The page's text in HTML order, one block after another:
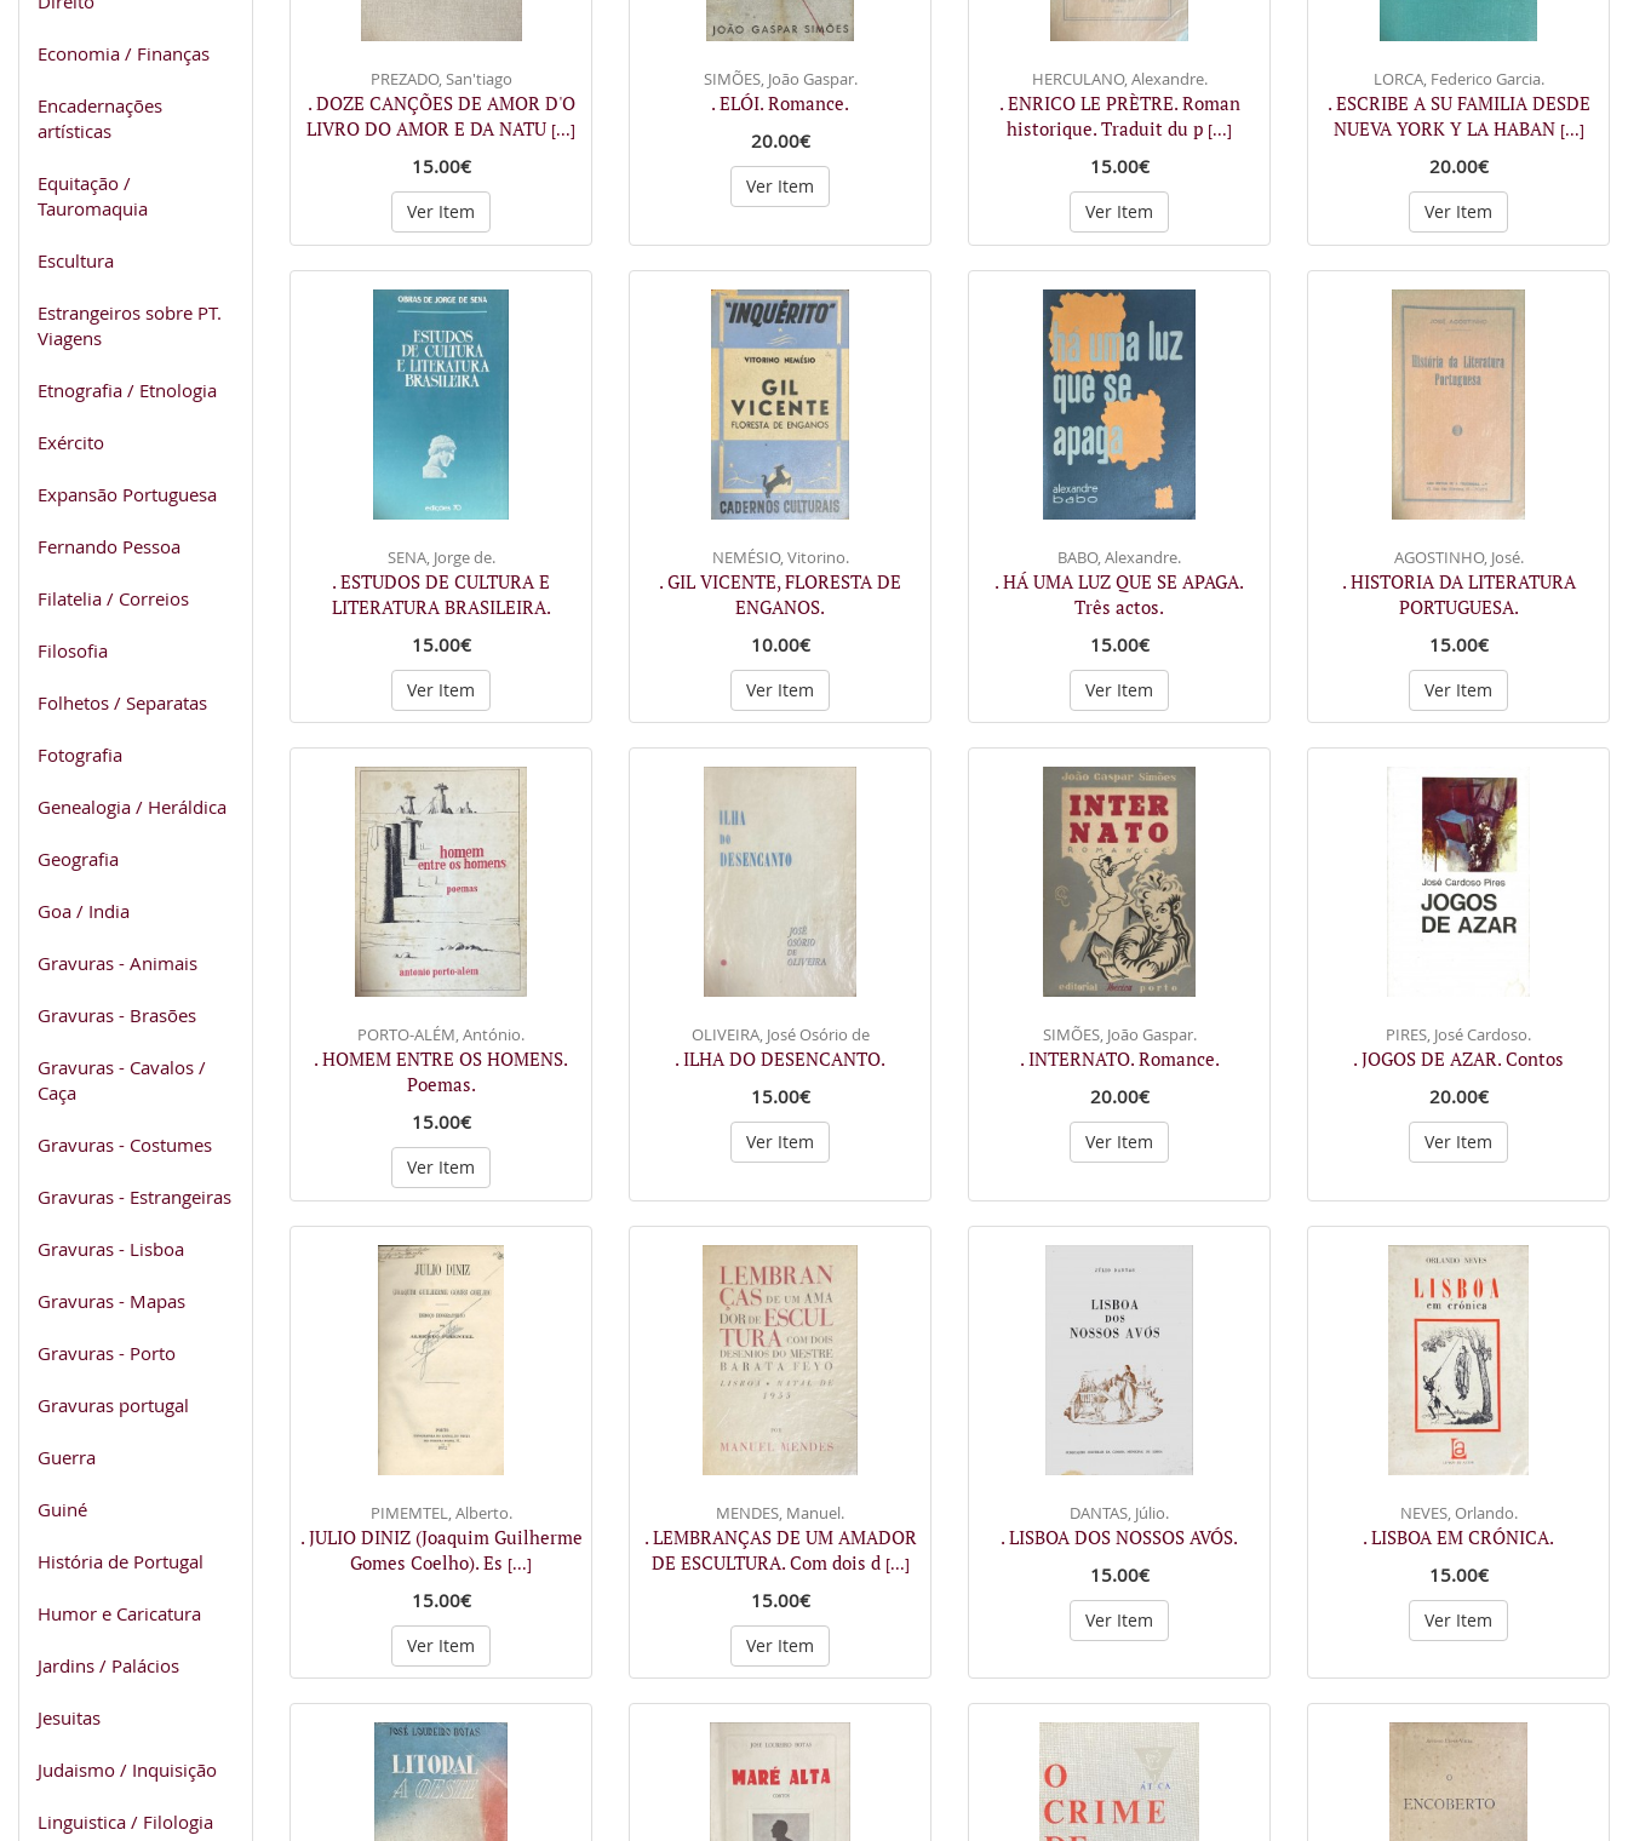
Economia / Finanças
Encadernações
artísticas
Equitação /
Tauromaquia
Escultura
Estrangeiros sobre PT.
Viagens
Etnografia / Etnologia
Exército
Expansão Portuguesa
Fernando Pessoa
Filatelia / Correios
Filosofia
Folhetos / Separatas
Fotografia
Genealogia / Heráldica
Geografia
Goa / India
Gravuras - Animais
Gravuras - Brasões
Gravuras - Cavalos /
Caça
Gravuras - Costumes
Gravuras - Estrangeiras
Gravuras - Lisboa
Gravuras - Mapas
Gravuras - Porto
Gravuras portugal
Guerra
Guiné
História de Portugal
Humor e Caricatura
Jardins / Palácios
Jesuitas
Judaismo / Inquisição
Linguistica / Filologia
PREZADO, San'tiago
. DOZE CANÇÕES DE AMOR D'O
LIVRO DO AMOR E DA NATU [...]
15.00€
Ver Item
SIMÕES, João Gaspar.
. ELÓI. Romance.
20.00€
Ver Item
HERCULANO, Alexandre.
. ENRICO LE PRÈTRE. Roman
historique. Traduit du p [...]
15.00€
Ver Item
LORCA, Federico Garcia.
. ESCRIBE A SU FAMILIA DESDE
NUEVA YORK Y LA HABAN [...]
20.00€
Ver Item
SENA, Jorge de.
. ESTUDOS DE CULTURA E
LITERATURA BRASILEIRA.
15.00€
Ver Item
NEMÉSIO, Vitorino.
. GIL VICENTE, FLORESTA DE
ENGANOS.
10.00€
Ver Item
BABO, Alexandre.
. HÁ UMA LUZ QUE SE APAGA.
Três actos.
15.00€
Ver Item
AGOSTINHO, José.
. HISTORIA DA LITERATURA
PORTUGUESA.
15.00€
Ver Item
PORTO-ALÉM, António.
. HOMEM ENTRE OS HOMENS.
Poemas.
15.00€
Ver Item
OLIVEIRA, José Osório de
. ILHA DO DESENCANTO.
15.00€
Ver Item
SIMÕES, João Gaspar.
. INTERNATO. Romance.
20.00€
Ver Item
PIRES, José Cardoso.
. JOGOS DE AZAR. Contos
20.00€
Ver Item
PIMEMTEL, Alberto.
. JULIO DINIZ (Joaquim Guilherme
Gomes Coelho). Es [...]
15.00€
Ver Item
MENDES, Manuel.
. LEMBRANÇAS DE UM AMADOR
DE ESCULTURA. Com dois d [...]
15.00€
Ver Item
DANTAS, Júlio.
. LISBOA DOS NOSSOS AVÓS.
15.00€
Ver Item
NEVES, Orlando.
. LISBOA EM CRÓNICA.
15.00€
Ver Item